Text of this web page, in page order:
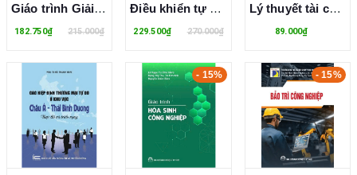
Giáo trình Giải quyết tranh chấp thương mại quốc tế
182.750₫ 215.000₫
Điều khiển tự động trong kỹ thuật lạnh và điều hoà không khí - TS. Đinh Văn Thành
229.500₫ 270.000₫
Lý thuyết tài chính tiền tệ
89.000₫
- 15% - 15%